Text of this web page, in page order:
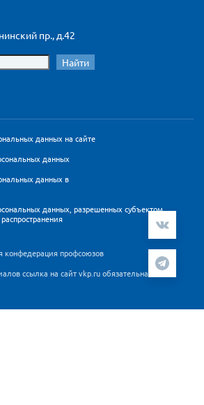
пр., д.42
Найти
данных на сайте
данных
данных в
данных, разрешенных субъектом
конфедерация профсоюзов
ссылка на сайт vkp.ru обязательна